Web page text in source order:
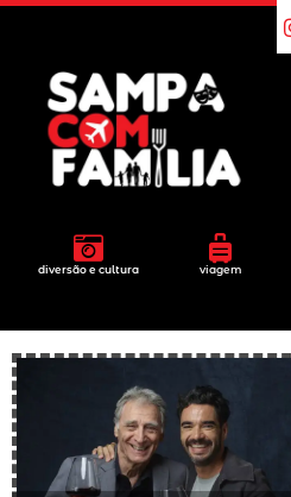
diversão e cultura viagem